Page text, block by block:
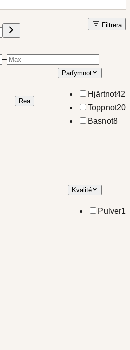
Filtrera
–
Rea
Parfymnot
Hjärtnot42
Toppnot20
Basnot8
Kvalité
Pulver1